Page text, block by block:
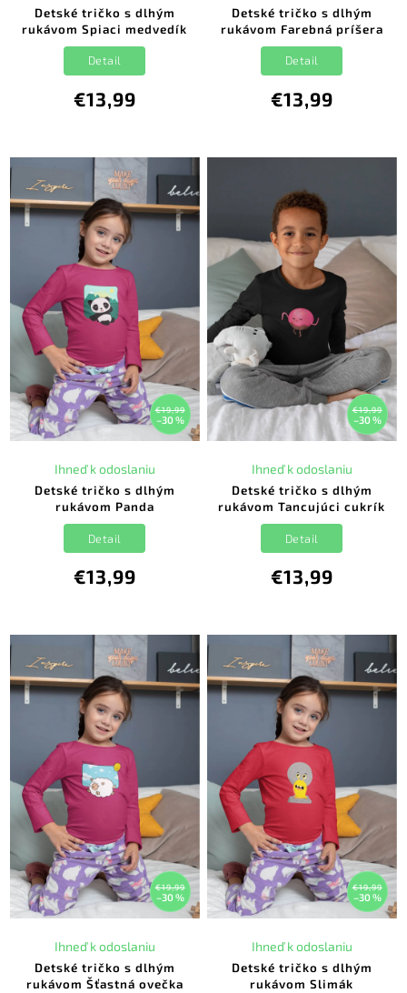
Detské tričko s dlhým
rukávom Spiaci medvedík
€13,99
Detail
Detské tričko s dlhým
rukávom Farebná príšera
€13,99
Detail
€19,99
–30 %
Detské tričko s dlhým
rukávom Panda
Ihneď k odoslaniu
€13,99
Detail
€19,99
–30 %
Detské tričko s dlhým
rukávom Tancujúci cukrík
Ihneď k odoslaniu
€13,99
Detail
€19,99
–30 %
Detské tričko s dlhým
rukávom Šťastná ovečka
Ihneď k odoslaniu
€19,99
–30 %
Detské tričko s dlhým
rukávom Slimák
Ihneď k odoslaniu